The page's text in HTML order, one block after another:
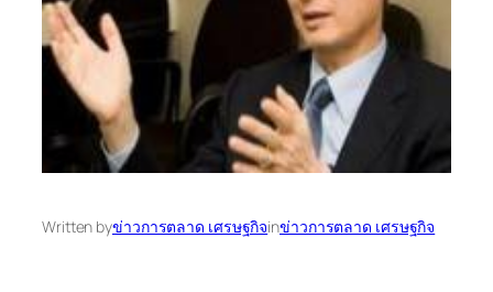
Written byข่าวการตลาด เศรษฐกิจinข่าวการตลาด เศรษฐกิจ